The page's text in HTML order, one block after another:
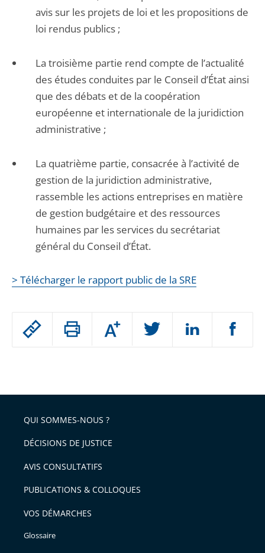
Passer
arriver
après
Augmenter
ou
l'article
pour
avant
avis sur les projets de loi et les propositions de
loi rendus publics ;
La troisième partie rend compte de l’actualité
des études conduites par le Conseil d’État ainsi
que des débats et de la coopération
européenne et internationale de la juridiction
administrative ;
La quatrième partie, consacrée à l’activité de
gestion de la juridiction administrative,
rassemble les actions entreprises en matière
de gestion budgétaire et des ressources
humaines par les services du secrétariat
général du Conseil d’État.
> Télécharger le rapport public de la SRE
QUI SOMMES-NOUS ?
DÉCISIONS DE JUSTICE
AVIS CONSULTATIFS
PUBLICATIONS & COLLOQUES
VOS DÉMARCHES
Glossaire